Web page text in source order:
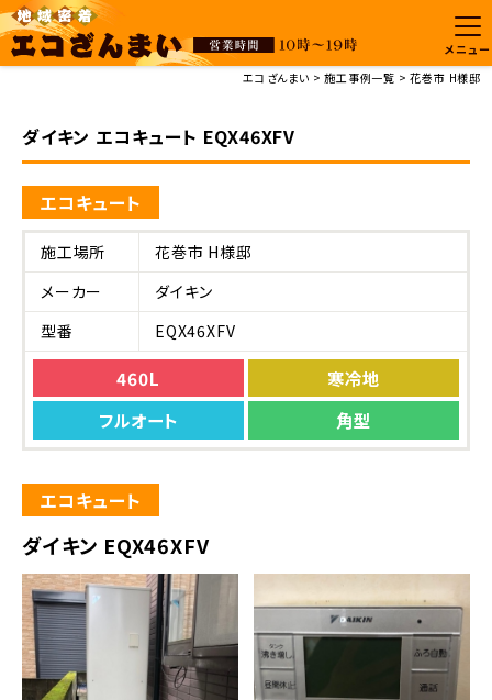
メニュー
エコざんまい
施工事例一覧 花巻市 H様邸
ダイキン エコキュート EQX46XFV
エコキュート
施工場所
花巻市 H様邸
メーカー
ダイキン
型番
EQX46XFV
460L
寒冷地
フルオート
角型
エコキュート
ダイキン EQX46XFV